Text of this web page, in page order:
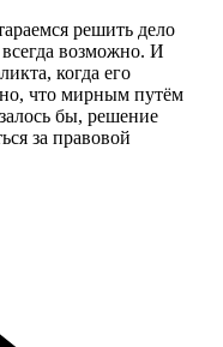
решить дело
возможно. И
когда его
что мирным путём
бы, решение
за правовой